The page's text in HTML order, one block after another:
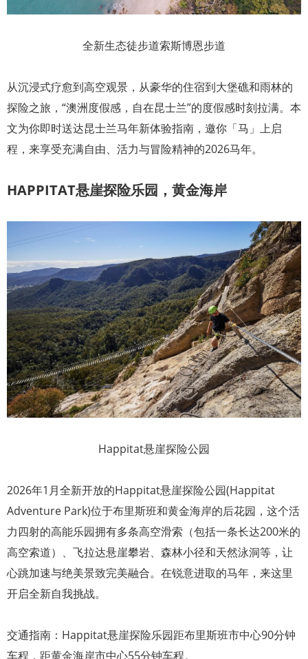
全新生态徒步道索斯博恩步道
从沉浸式疗愈到高空观景，从豪华的住宿到大堡礁和雨林的
探险之旅，“澳洲度假感，自在昆士兰”的度假感时刻拉满。本
文为你即时送达昆士兰马年新体验指南，邀你「马」上启
程，来享受充满自由、活力与冒险精神的2026马年。
HAPPITAT悬崖探险乐园，黄金海岸
Happitat悬崖探险公园
2026年1月全新开放的Happitat悬崖探险公园(Happitat
Adventure Park)位于布里斯班和黄金海岸的后花园，这个活
力四射的高能乐园拥有多条高空滑索（包括一条长达200米的
高空索道）、飞拉达悬崖攀岩、森林小径和天然泳洞等，让
心跳加速与绝美景致完美融合。在锐意进取的马年，来这里
开启全新自我挑战。
交通指南：Happitat悬崖探险乐园距布里斯班市中心90分钟
车程，距黄金海岸市中心55分钟车程。